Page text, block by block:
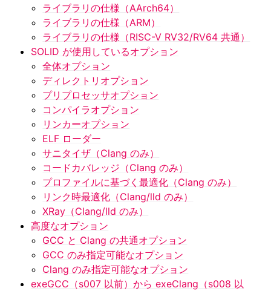
navigation of サンプルコード
navigation of ツールチェーンのライセンスについて
navigation of Appendix
navigation of SOLID-Rust
navigation of ベアメタル
navigation of シミュレータ
navigation of トラブルシューティング
navigation of Open Source Software used in SOLID
ライブラリの仕様（AArch64）
ライブラリの仕様（ARM）
ライブラリの仕様（RISC-V RV32/RV64 共通）
SOLID が使用しているオプション
全体オプション
ディレクトリオプション
プリプロセッサオプション
コンパイラオプション
リンカーオプション
ELF ローダー
サニタイザ（Clang のみ）
コードカバレッジ（Clang のみ）
プロファイルに基づく最適化（Clang のみ）
リンク時最適化（Clang/lld のみ）
XRay（Clang/lld のみ）
高度なオプション
GCC と Clang の共通オプション
GCC のみ指定可能なオプション
Clang のみ指定可能なオプション
exeGCC（s007 以前）から exeClang（s008 以